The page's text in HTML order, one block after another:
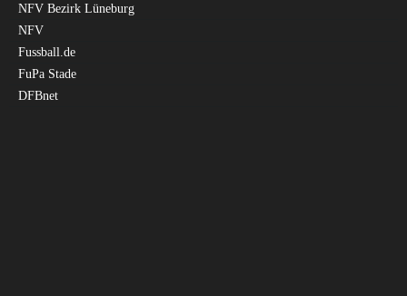
NFV Bezirk Lüneburg
NFV
Fussball.de
FuPa Stade
DFBnet